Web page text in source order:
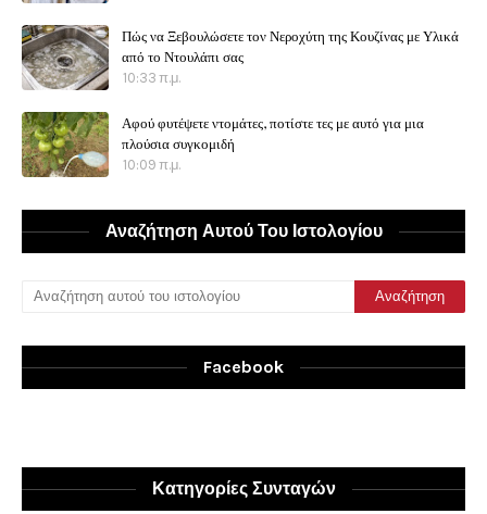
Πώς να Ξεβουλώσετε τον Νεροχύτη της Κουζίνας με Υλικά
από το Ντουλάπι σας
10:33 π.μ.
Αφού φυτέψετε ντομάτες, ποτίστε τες με αυτό για μια
πλούσια συγκομιδή
10:09 π.μ.
Αναζήτηση Αυτού Του Ιστολογίου
Facebook
Κατηγορίες Συνταγών